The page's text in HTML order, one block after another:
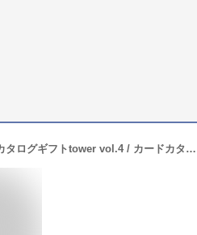
送料無料 山崎実業 タワー カタログギフト カードタイプ webカタログギフトtower vol.4 / カードカタログ デジタルカタログギフト インテリア 贈り物 新築祝い 結婚祝い 内祝い 結婚内祝い 出産内祝い 出産祝い お返し お中元 夏ギフト 御中元 gws